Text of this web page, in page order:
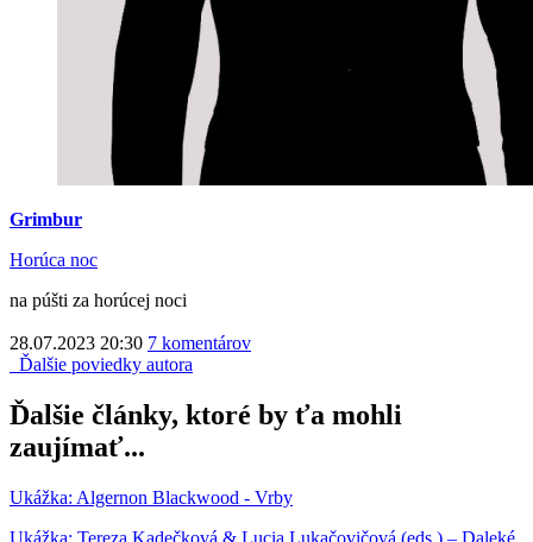
Grimbur
Horúca noc
na púšti za horúcej noci
28.07.2023 20:30 7 komentárov
Ďalšie poviedky autora
Ďalšie články, ktoré by ťa mohli
zaujímať...
Ukážka: Algernon Blackwood - Vrby
Ukážka: Tereza Kadečková & Lucia Lukačovičová (eds.) – Daleké